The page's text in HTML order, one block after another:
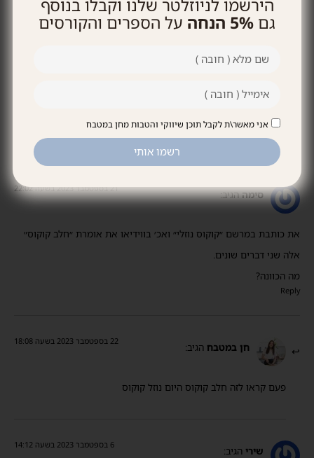
אפשר פרגיות במקום חזה עוף?
חן במטבח
כן
סימה הגיב:
21 בספטמבר 2023 בשעה 22:02
את כותבת במרשם ״קוקוס נוזלי״ ואכ׳ בווידיאו את אומרת ״חלב קוקוס״
אלה שני דברים שונים.
מה הכוונה?
Reply
חן במטבח הגיב:
22 בספטמבר 2023 בשעה 18:08
פעם קראו לזה חלב קוקוס היום נוזל קוקוס
שירי הגיב:
6 בספטמבר 2023 בשעה 14:12
הירשמו לניוזלטר שלנו וקבלו בנוסף
גם על הספרים והקורסים
אני מאשר\ת לקבל תוכן שיווקי והטבות מחן במטבח
רשמו אותי